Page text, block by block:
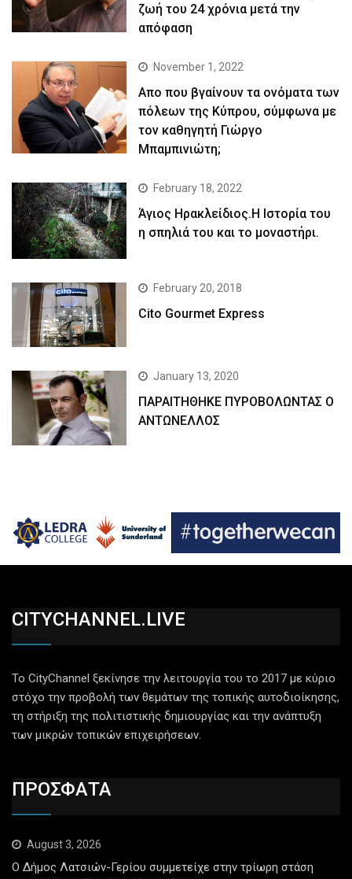
ζωή του 24 χρόνια μετά την
απόφαση
November 1, 2022
Απο που βγαίνουν τα ονόματα των
πόλεων της Κύπρου, σύμφωνα με
τον καθηγητή Γιώργο
Μπαμπινιώτη;
February 18, 2022
Άγιος Ηρακλείδιος.Η Ιστορία του
η σπηλιά του και το μοναστήρι.
February 20, 2018
Cito Gourmet Express
January 13, 2020
ΠΑΡΑΙΤΗΘΗΚΕ ΠΥΡΟΒΟΛΩΝΤΑΣ Ο
ΑΝΤΩΝΕΛΛΟΣ
CITYCHANNEL.LIVE
Το CityChannel ξεκίνησε την λειτουργία του το 2017 με κύριο
στόχο την προβολή των θεμάτων της τοπικής αυτοδιοίκησης,
τη στήριξη της πολιτιστικής δημιουργίας και την ανάπτυξη
των μικρών τοπικών επιχειρήσεων.
ΠΡΟΣΦΑΤΑ
August 3, 2026
Ο Δήμος Λατσιών-Γερίου συμμετείχε στην τρίωρη στάση